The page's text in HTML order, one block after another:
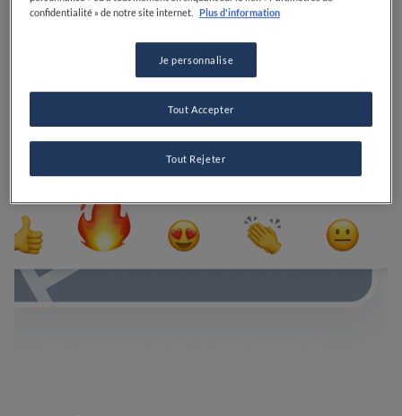
confidentialité » de notre site internet.
Plus d'information
Je personnalise
Tout Rejeter
Tout Accepter